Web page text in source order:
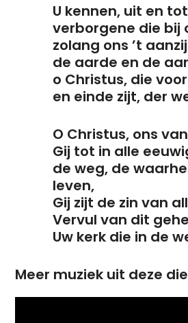
U kennen, uit en
verborgene die bij
zolang ons ’t
de aarde en de
o Christus, die
en einde zijt, der
O Christus, ons
Gij tot in alle
de weg, de
leven,
Gij zijt de zin van
Vervul van dit
Uw kerk die in de
Meer muziek uit deze